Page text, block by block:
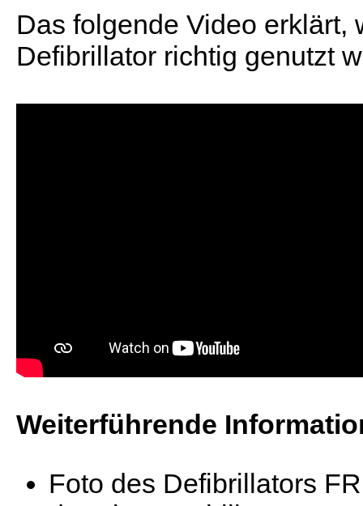
Das folgende Video erklärt,
Defibrillator richtig genutzt
Weiterführende
Foto des Defibrillators